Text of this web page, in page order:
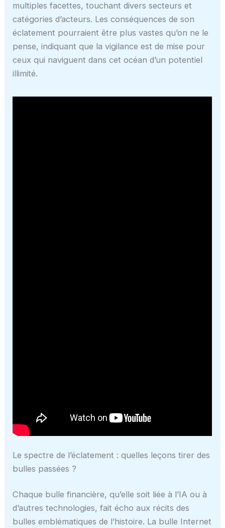
multiples facettes, touchant divers secteurs et
catégories d’acteurs. Les conséquences de son
éclatement pourraient être plus vastes qu’on ne le
pense, indiquant que la vigilance est de mise pour
ceux qui naviguent dans cet océan d’un potentiel
illimité.
Le spectre de l’éclatement : quelles leçons tirer des
bulles passées ?
Chaque bulle financière, qu’elle soit liée à l’IA ou à
d’autres technologies, fait écho aux récits des
bulles emblématiques de l’histoire. La bulle Internet